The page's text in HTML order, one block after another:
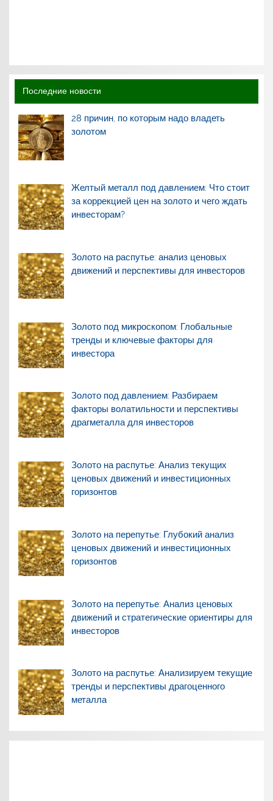
Последние новости
28 причин, по которым надо владеть
золотом
Желтый металл под давлением: Что стоит
за коррекцией цен на золото и чего ждать
инвесторам?
Золото на распутье: анализ ценовых
движений и перспективы для инвесторов
Золото под микроскопом: Глобальные
тренды и ключевые факторы для
инвестора
Золото под давлением: Разбираем
факторы волатильности и перспективы
драгметалла для инвесторов
Золото на распутье: Анализ текущих
ценовых движений и инвестиционных
горизонтов
Золото на перепутье: Глубокий анализ
ценовых движений и инвестиционных
горизонтов
Золото на перепутье: Анализ ценовых
движений и стратегические ориентиры для
инвесторов
Золото на распутье: Анализируем текущие
тренды и перспективы драгоценного
металла